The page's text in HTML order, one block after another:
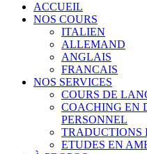
ACCUEIL
NOS COURS
ITALIEN
ALLEMAND
ANGLAIS
FRANCAIS
NOS SERVICES
COURS DE
COACHING EN
PERSONNEL
TRADUCTIONS
ETUDES EN